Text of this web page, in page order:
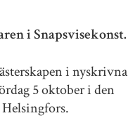
i Snapsvisekonst.
i nyskrivna
5 oktober i den